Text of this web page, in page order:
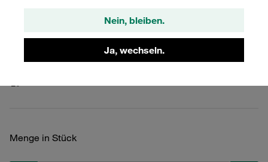
Nein, bleiben.
Ja, wechseln.
STAUFF Materialnr. 1110015677
Menge in Stück